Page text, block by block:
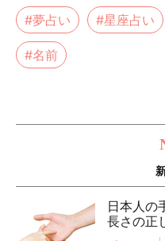
#夢占い #星座占い
#名前
日本人の
長さの正